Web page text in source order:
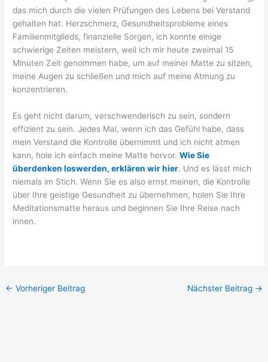
das mich durch die vielen Prüfungen des Lebens bei Verstand
gehalten hat. Herzschmerz, Gesundheitsprobleme eines
Familienmitglieds, finanzielle Sorgen, ich konnte einige
schwierige Zeiten meistern, weil ich mir heute zweimal 15
Minuten Zeit genommen habe, um auf meiner Matte zu sitzen,
meine Augen zu schließen und mich auf meine Atmung zu
konzentrieren.
Es geht nicht darum, verschwenderisch zu sein, sondern
effizient zu sein. Jedes Mal, wenn ich das Gefühl habe, dass
mein Verstand die Kontrolle übernimmt und ich nicht atmen
kann, hole ich einfach meine Matte hervor.Wie Sie
überdenken loswerden, erklären wir hier. Und es lässt mich
niemals im Stich. Wenn Sie es also ernst meinen, die Kontrolle
über Ihre geistige Gesundheit zu übernehmen, holen Sie Ihre
Meditationsmatte heraus und beginnen Sie Ihre Reise nach
innen.
← Vorheriger Beitrag Nächster Beitrag →